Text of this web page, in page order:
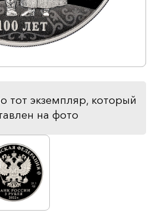
тот экземпляр, который
на фото